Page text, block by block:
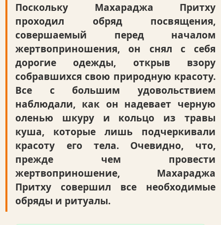
Поскольку Махараджа Притху
проходил обряд посвящения,
совершаемый перед началом
жертвоприношения, он снял с себя
дорогие одежды, открыв взору
собравшихся свою природную красоту.
Все с большим удовольствием
наблюдали, как он надевает черную
оленью шкуру и кольцо из травы
куша, которые лишь подчеркивали
красоту его тела. Очевидно, что,
прежде чем провести
жертвоприношение, Махараджа
Притху совершил все необходимые
обряды и ритуалы.